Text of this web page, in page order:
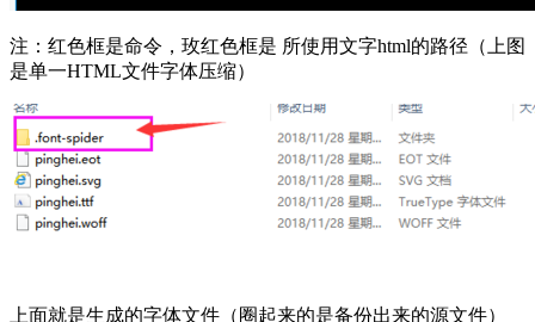
注：红色框是命令，玫红色框是 所使用文字html的路径（上图
是单一HTML文件字体压缩）
上面就是生成的字体文件（圈起来的是备份出来的源文件）